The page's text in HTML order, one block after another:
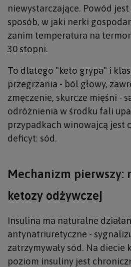
niewystarczające. Powód
sposób, w jaki nerki
zanim temperatura na
30 stopni.
To dlatego "keto grypa" i
przegrzania - ból głowy,
zmęczenie, skurcze mięśni -
odróżnienia w środku fali
przypadkach winowajcą jest
deficyt: sód.
Mechanizm pierwszy:
ketozy odżywczej
Insulina ma naturalne
antynatriuretyczne -
zatrzymywały sód. Na diecie
poziom insuliny jest